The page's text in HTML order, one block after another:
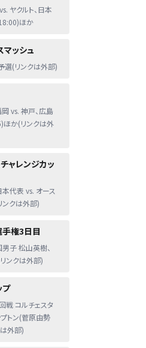
ヤクルト、日本
ほか
マッシュ
選(リンクは外部)
vs. 神戸、広島
ほか(リンクは外
ャレンジカッ
本代表 vs. オース
ンクは外部)
手権3日目
子 松山英樹、
ンクは外部)
プ
戦 コルチェスタ
トン(菅原由勢
外部)